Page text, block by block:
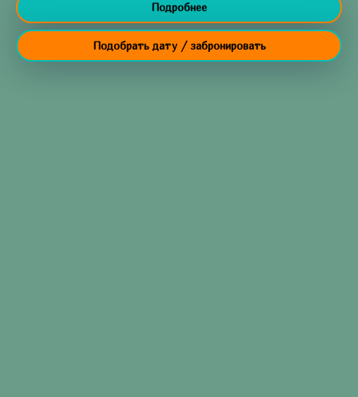
Подробнее
Подобрать дату / забронировать